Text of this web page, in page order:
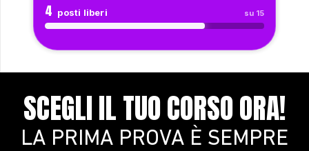
4 posti liberi su 15
SCEGLI IL TUO CORSO ORA!
LA PRIMA PROVA È SEMPRE